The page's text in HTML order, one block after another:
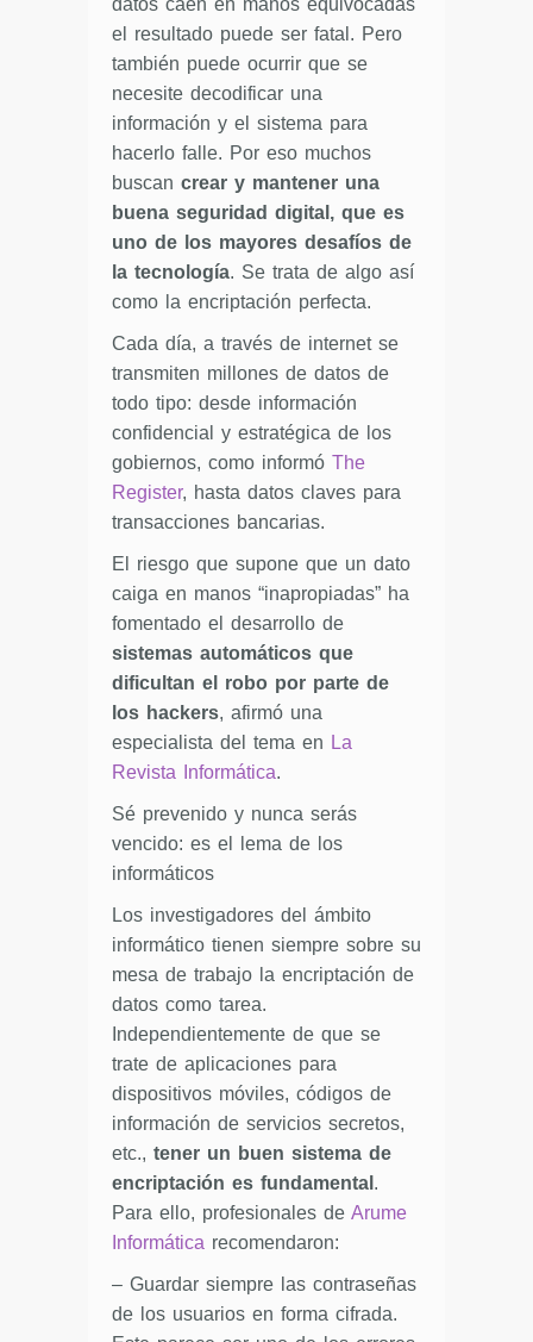
el resultado puede ser fatal. Pero
también puede ocurrir que se
necesite decodificar una
información y el sistema para
hacerlo falle. Por eso muchos
buscan crear y mantener una
buena seguridad digital, que es
uno de los mayores desafíos de
la tecnología. Se trata de algo así
como la encriptación perfecta.
Cada día, a través de internet se
transmiten millones de datos de
todo tipo: desde información
confidencial y estratégica de los
gobiernos, como informó The
Register, hasta datos claves para
transacciones bancarias.
El riesgo que supone que un dato
caiga en manos “inapropiadas” ha
fomentado el desarrollo de
sistemas automáticos que
dificultan el robo por parte de
los hackers, afirmó una
especialista del tema en La
Revista Informática.
Sé prevenido y nunca serás
vencido: es el lema de los
informáticos
Los investigadores del ámbito
informático tienen siempre sobre su
mesa de trabajo la encriptación de
datos como tarea.
Independientemente de que se
trate de aplicaciones para
dispositivos móviles, códigos de
información de servicios secretos,
etc., tener un buen sistema de
encriptación es fundamental .
Para ello, profesionales de Arume
Informática recomendaron:
– Guardar siempre las contraseñas
de los usuarios en forma cifrada.